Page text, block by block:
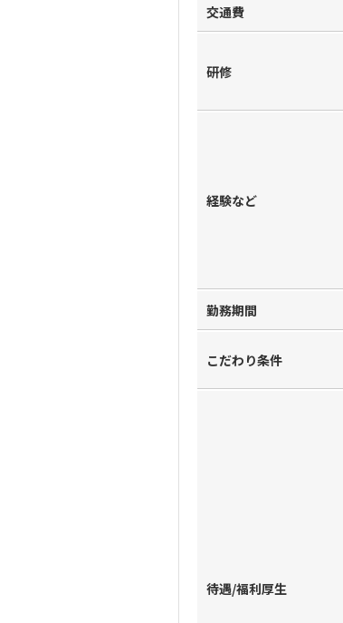
交通費
研修
経験など
勤務期間
こだわり条件
待遇/福利厚生